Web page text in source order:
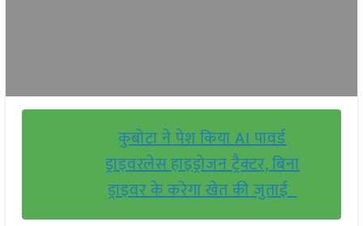
कुबोटा ने पेश किया AI पावर्ड
ड्राइवरलेस हाइड्रोजन ट्रैक्टर, बिना
ड्राइवर के करेगा खेत की जुताई